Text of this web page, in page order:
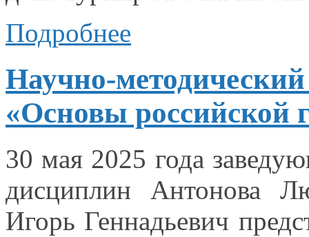
Подробнее
Научно-
«Основы российской
30 мая 2025 года
дисциплин Антонова
Игорь Геннадьевич